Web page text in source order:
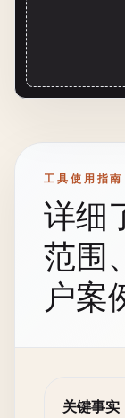
工具使用指南
详细
范围
户案
关键事实